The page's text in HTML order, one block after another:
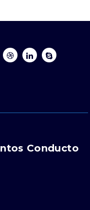
Conducto